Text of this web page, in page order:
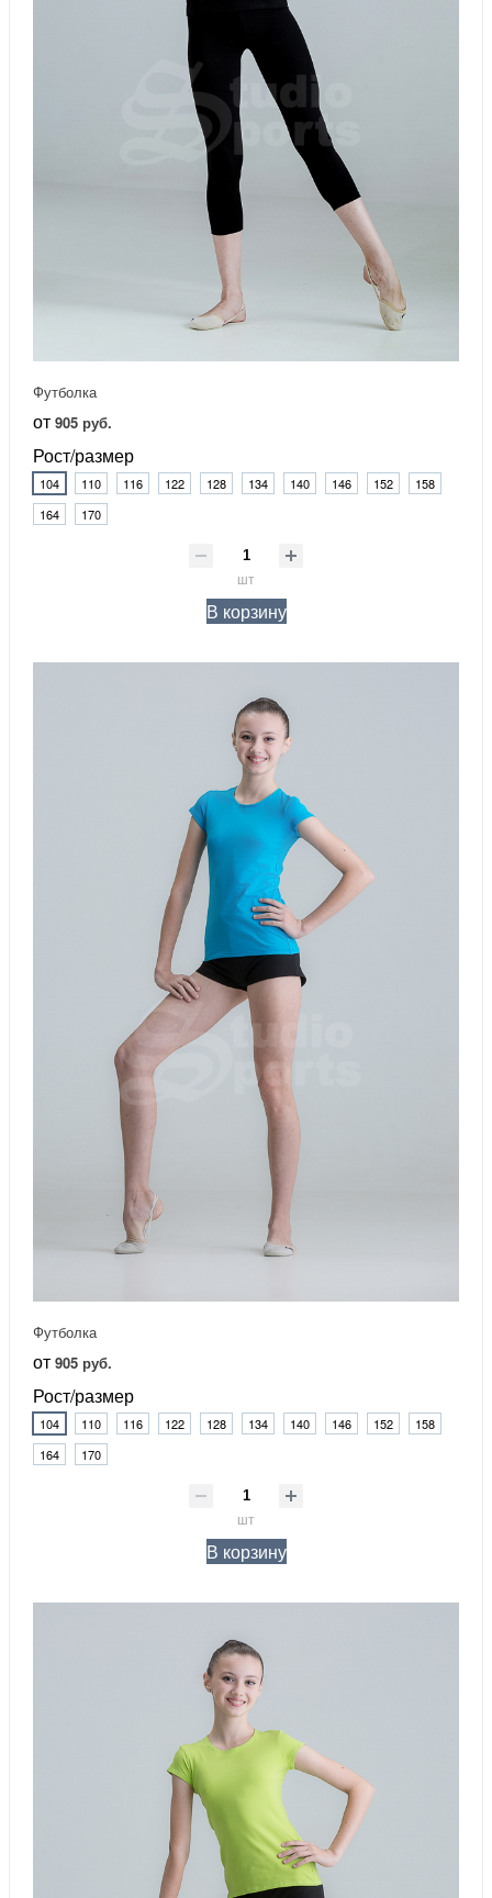
Футболка
от 905 руб.
Рост/размер
104 110 116 122 128 134 140 146 152
158
164
170
шт
В корзину
Футболка
от 905 руб.
Рост/размер
104 110 116 122 128 134 140 146 152
158
164
170
шт
В корзину